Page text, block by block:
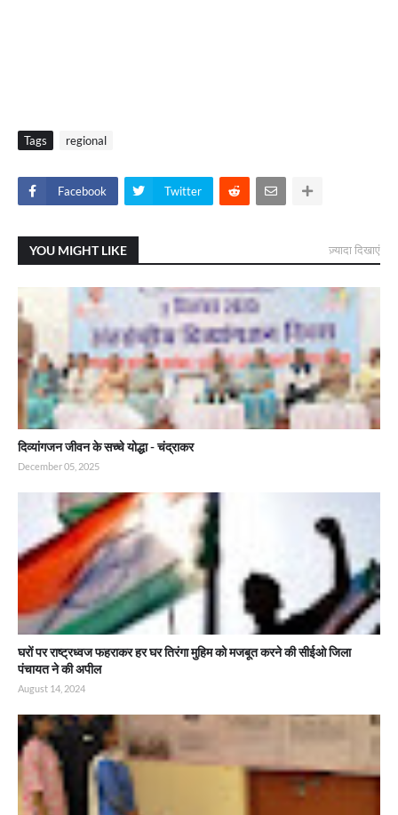
Tags regional
Facebook Twitter
YOU MIGHT LIKE ज़्यादा दिखाएं
दिव्यांगजन जीवन के सच्चे योद्धा - चंद्राकर
December 05, 2025
घरों पर राष्ट्रध्वज फहराकर हर घर तिरंगा मुहिम को मजबूत करने की सीईओ जिला
पंचायत ने की अपील
August 14, 2024